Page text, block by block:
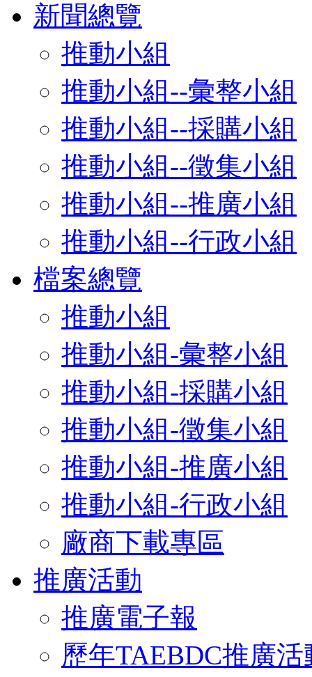
新聞總覽
推動小組
推動小組--彙整小組
推動小組--採購小組
推動小組--徵集小組
推動小組--推廣小組
推動小組--行政小組
檔案總覽
推動小組
推動小組-彙整小組
推動小組-採購小組
推動小組-徵集小組
推動小組-推廣小組
推動小組-行政小組
廠商下載專區
推廣活動
推廣電子報
歷年TAEBDC推廣活